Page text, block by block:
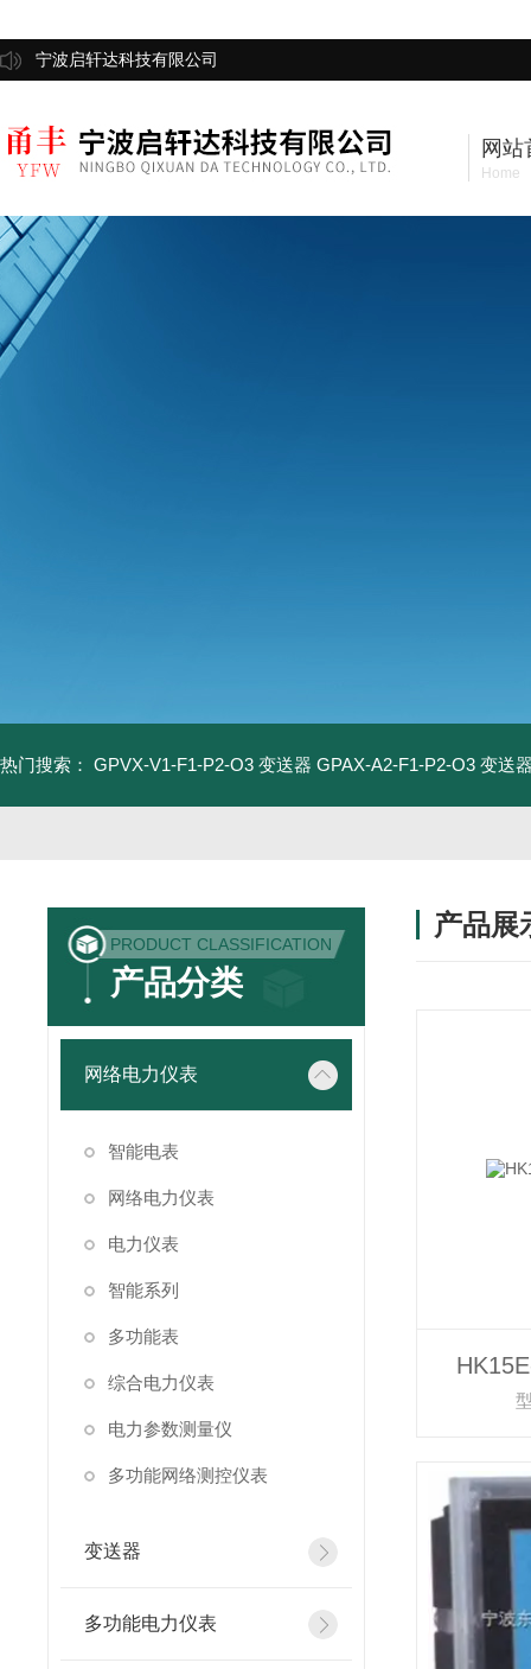
宁波启轩达科技有限公司
网站
Home
热门搜索： GPVX-V1-F1-P2-O3 变送器 GPAX-A2-F1-P2-O3 变送
PRODUCT CLASSIFICATION
产品分类
网络电力仪表
智能电表
网络电力仪表
电力仪表
智能系列
多功能表
综合电力仪表
电力参数测量仪
多功能网络测控仪表
变送器
多功能电力仪表
产品展